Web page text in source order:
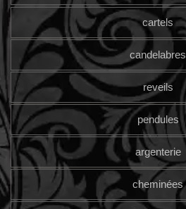
cartels
candelabres
reveils
pendules
argenterie
cheminées